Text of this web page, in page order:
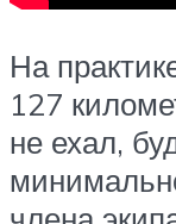
На
127
не ехал,